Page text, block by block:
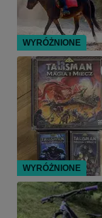
WYRÓŻNIONE
WYRÓŻNIONE